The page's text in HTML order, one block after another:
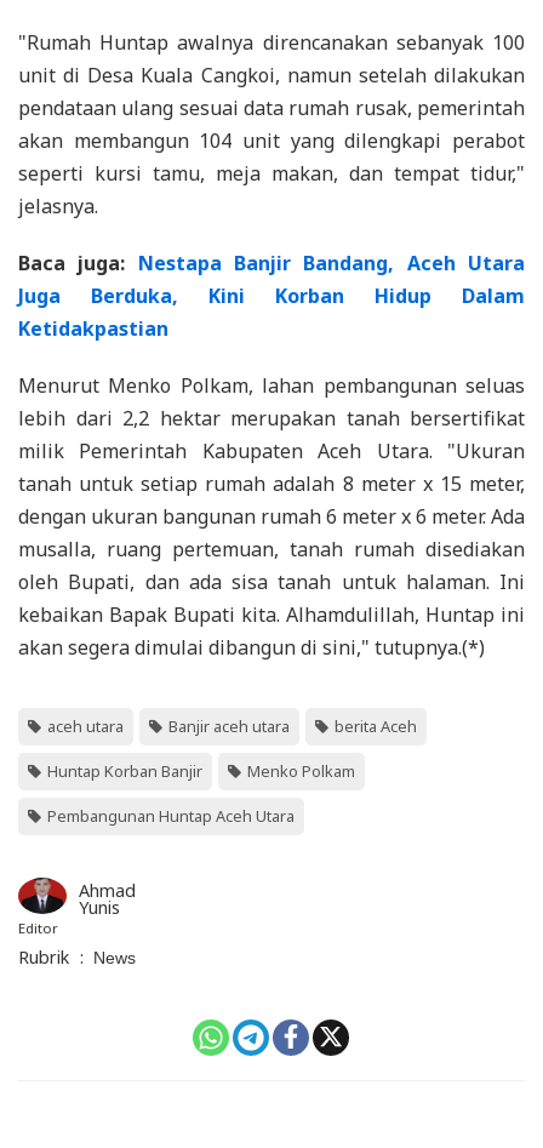
"Rumah Huntap awalnya direncanakan sebanyak 100
unit di Desa Kuala Cangkoi, namun setelah dilakukan
pendataan ulang sesuai data rumah rusak, pemerintah
akan membangun 104 unit yang dilengkapi perabot
seperti kursi tamu, meja makan, dan tempat tidur,"
jelasnya.
Baca juga: Nestapa Banjir Bandang, Aceh Utara
Juga Berduka, Kini Korban Hidup Dalam
Ketidakpastian
Menurut Menko Polkam, lahan pembangunan seluas
lebih dari 2,2 hektar merupakan tanah bersertifikat
milik Pemerintah Kabupaten Aceh Utara. "Ukuran
tanah untuk setiap rumah adalah 8 meter x 15 meter,
dengan ukuran bangunan rumah 6 meter x 6 meter. Ada
musalla, ruang pertemuan, tanah rumah disediakan
oleh Bupati, dan ada sisa tanah untuk halaman. Ini
kebaikan Bapak Bupati kita. Alhamdulillah, Huntap ini
akan segera dimulai dibangun di sini," tutupnya.(*)
aceh utara Banjir aceh utara berita Aceh
Huntap Korban Banjir Menko Polkam
Pembangunan Huntap Aceh Utara
Ahmad
Yunis
Editor
Rubrik : News